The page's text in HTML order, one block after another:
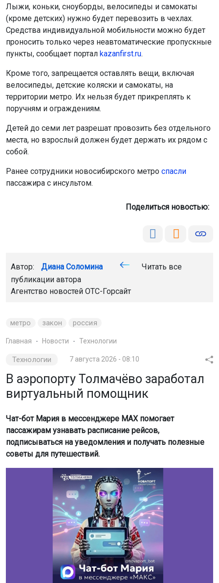
Лыжи, коньки, сноуборды, велосипеды и самокаты
(кроме детских) нужно будет перевозить в чехлах.
Средства индивидуальной мобильности можно будет
проносить только через неавтоматические пропускные
пункты, сообщает портал kazanfirst.ru.
Кроме того, запрещается оставлять вещи, включая
велосипеды, детские коляски и самокаты, на
территории метро. Их нельзя будет прикреплять к
поручням и ограждениям.
Детей до семи лет разрешат провозить без отдельного
места, но взрослый должен будет держать их рядом с
собой.
Ранее сотрудники новосибирского метро спасли
пассажира с инсультом.
Поделиться новостью:
Автор: Диана Соломина
Читать все
публикации автора
Агентство новостей ОТС-Горсайт
метро закон россия
Главная Новости Технологии
Технологии 7 августа 2026 - 08:10
В аэропорту Толмачёво заработал
виртуальный помощник
Чат-бот Мария в мессенджере MAX помогает
пассажирам узнавать расписание рейсов,
подписываться на уведомления и получать полезные
советы для путешествий.